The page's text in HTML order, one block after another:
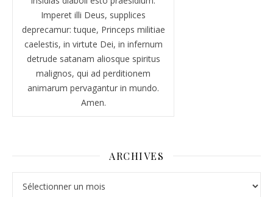
Imperet illi Deus, supplices
deprecamur: tuque, Princeps militiae
caelestis, in virtute Dei, in infernum
detrude satanam aliosque spiritus
malignos, qui ad perditionem
animarum pervagantur in mundo.
Amen.
ARCHIVES